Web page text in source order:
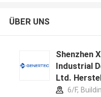
ÜBER UNS
Shenzhen
Industrial
Ltd.
6/F,